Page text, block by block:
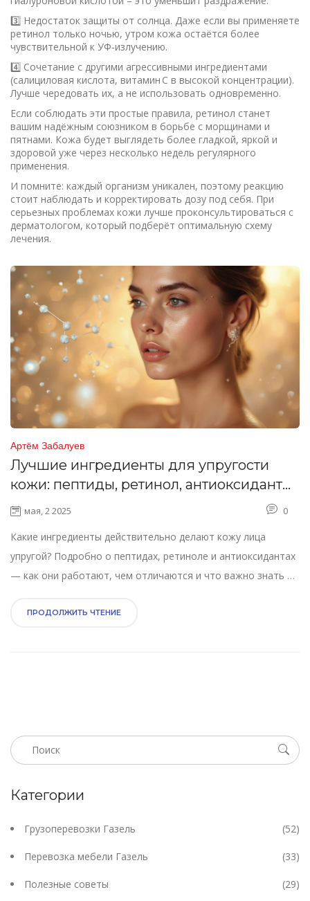
3️⃣ Недостаток защиты от солнца. Даже если вы применяете
ретинол только ночью, утром кожа остаётся более
чувствительной к УФ‑излучению.
4️⃣ Сочетание с другими агрессивными ингредиентами
(салициловая кислота, витамин C в высокой концентрации).
Лучше чередовать их, а не использовать одновременно.
Если соблюдать эти простые правила, ретинол станет
вашим надёжным союзником в борьбе с морщинами и
пятнами. Кожа будет выглядеть более гладкой, яркой и
здоровой уже через несколько недель регулярного
применения.
И помните: каждый организм уникален, поэтому реакцию
стоит наблюдать и корректировать дозу под себя. При
серьезных проблемах кожи лучше проконсультироваться с
дерматологом, который подберёт оптимальную схему
лечения.
Артём Забалуев
Лучшие ингредиенты для упругости
кожи: пептиды, ретинол, антиоксиданты
и правильное сочетание с процедурами
мая, 2 2025 0
Какие ингредиенты действительно делают кожу лица
упругой? Подробно о пептидах, ретиноле и антиоксидантах
— как они работают, чем отличаются и что важно знать о
Привожу практические советы для ежедневного ухода и
ПРОДОЛЖИТЬ ЧТЕНИЕ
Категории
Грузоперевозки Газель (52)
Перевозка мебели Газель (33)
Полезные советы (29)